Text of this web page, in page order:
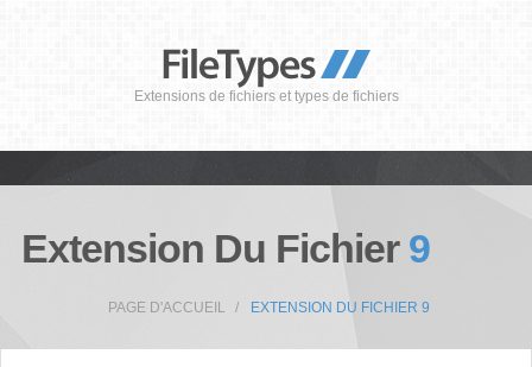
Extensions de fichiers et types de fichiers
Extension Du Fichier 9
PAGE D'ACCUEIL EXTENSION DU FICHIER 9